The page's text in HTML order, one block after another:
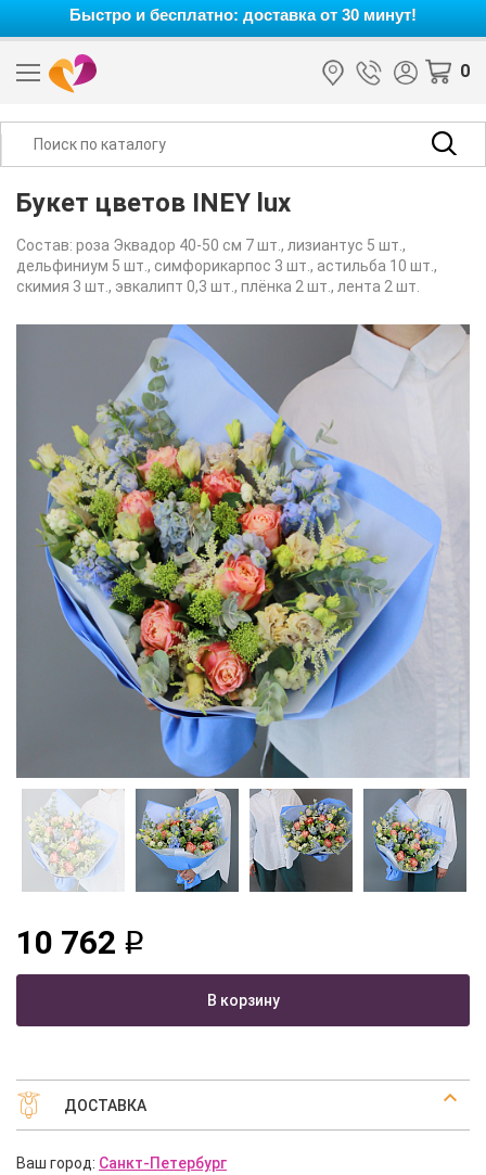
Быстро и бесплатно: доставка от 30 минут!
0
Букет цветов INEY lux
Состав: роза Эквадор 40-50 см 7 шт., лизиантус 5 шт.,
дельфиниум 5 шт., симфорикарпос 3 шт., астильба 10 шт.,
скимия 3 шт., эвкалипт 0,3 шт., плёнка 2 шт., лента 2 шт.
10 762 q
В корзину
ДОСТАВКА
Ваш город: Санкт-Петербург